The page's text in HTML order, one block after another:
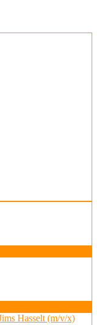
Hasselt (m/v/x)